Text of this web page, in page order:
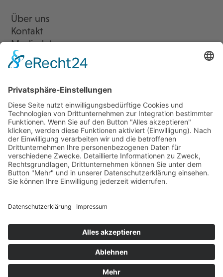
Über uns
Kontakt
Mediadaten
Newsletter
LogIn
Legal
Impressum
Datenschutzerklärung
Cookie-Einstellungen
Programmkino.de richtet sich an Film- und Kinobegeisterte jeden
Geschlechts. Zur besseren Lesbarkeit haben wir uns aber entschlossen,
auf eine Doppelnennung oder Genderzeichen zu verzichten. Wo möglich